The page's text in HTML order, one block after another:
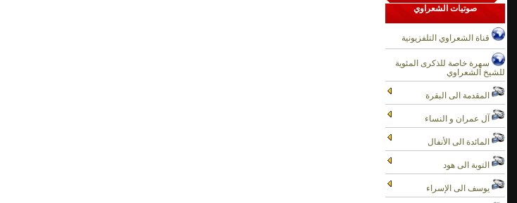
صوتيات الشعراوي
قناة الشعراوي التلفزيونية
سهرة خاصة للذكرى المئوية
للشيخ الشعراوي
المقدمة الى البقرة
آل عمران و النساء
المائدة الى الأنفال
التوبة الى هود
يوسف الى الإسراء